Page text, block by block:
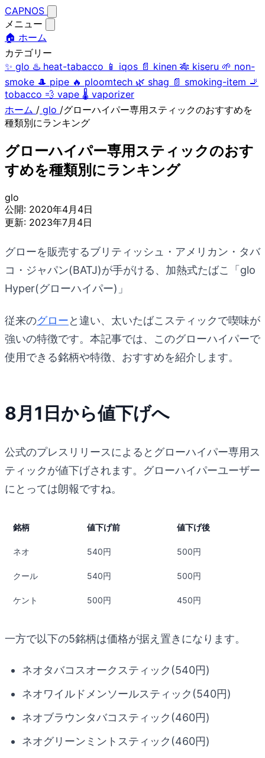
CAPNOS
メニュー
🏠 ホーム
カテゴリー
✨ glo ♨️ heat-tabacco 📱 iqos 📄 kinen 🎋 kiseru 🌱 non-
smoke 🎩 pipe 🔥 ploomtech 🌿 shag 📄 smoking-item 🚬
tobacco 💨 vape 🌡️ vaporizer
ホーム / glo /グローハイパー専用スティックのおすすめを
種類別にランキング
グローハイパー専用スティックのおす
すめを種類別にランキング
glo
公開: 2020年4月4日
更新: 2023年7月4日
グローを販売するブリティッシュ・アメリカン・タバ
コ・ジャパン(BATJ)が手がける、加熱式たばこ「glo
Hyper(グローハイパー)」
従来のグローと違い、太いたばこスティックで喫味が
強いの特徴です。本記事では、このグローハイパーで
使用できる銘柄や特徴、おすすめを紹介します。
8月1日から値下げへ
公式のプレスリリースによるとグローハイパー専用ス
ティックが値下げされます。グローハイパーユーザー
にとっては朗報ですね。
銘柄 値下げ前 値下げ後
ネオ 540円 500円
クール 540円 500円
ケント 500円 450円
一方で以下の5銘柄は価格が据え置きになります。
ネオタバコスオークスティック(540円)
ネオワイルドメンソールスティック(540円)
ネオブラウンタバコスティック(460円)
ネオグリーンミントスティック(460円)